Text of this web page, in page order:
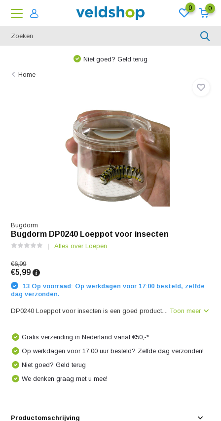
0 0
Niet goed? Geld terug
Home
Bugdorm
Bugdorm DP0240 Loeppot voor insecten
Alles over Loepen
€6,99
€5,99
13 Op voorraad: Op werkdagen voor 17:00 besteld, zelfde
dag verzonden.
DP0240 Loeppot voor insecten is een goed product....Toon meer
Gratis verzending in Nederland vanaf €50,-*
Op werkdagen voor 17:00 uur besteld? Zelfde dag verzonden!
Niet goed? Geld terug
We denken graag met u mee!
Productomschrijving